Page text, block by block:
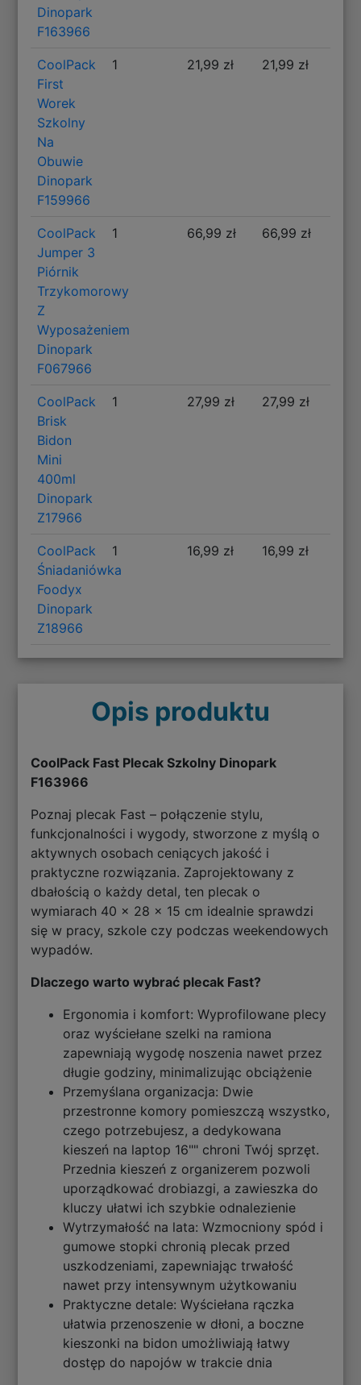
Dinopark
F163966
CoolPack
First
Worek
Szkolny
Na
Obuwie
Dinopark
F159966
1 21,99 zł 21,99 zł
CoolPack
Jumper 3
Piórnik
Trzykomorowy
Z
Wyposażeniem
Dinopark
F067966
1 66,99 zł 66,99 zł
CoolPack
Brisk
Bidon
Mini
400ml
Dinopark
Z17966
1 27,99 zł 27,99 zł
CoolPack
Śniadaniówka
Foodyx
Dinopark
Z18966
1 16,99 zł 16,99 zł
Opis produktu
CoolPack Fast Plecak Szkolny Dinopark
F163966
Poznaj plecak Fast – połączenie stylu,
funkcjonalności i wygody, stworzone z myślą o
aktywnych osobach ceniących jakość i
praktyczne rozwiązania. Zaprojektowany z
dbałością o każdy detal, ten plecak o
wymiarach 40 x 28 x 15 cm idealnie sprawdzi
się w pracy, szkole czy podczas weekendowych
wypadów.
Dlaczego warto wybrać plecak Fast?
Ergonomia i komfort: Wyprofilowane plecy
oraz wyściełane szelki na ramiona
zapewniają wygodę noszenia nawet przez
długie godziny, minimalizując obciążenie
Przemyślana organizacja: Dwie
przestronne komory pomieszczą wszystko,
czego potrzebujesz, a dedykowana
kieszeń na laptop 16"" chroni Twój sprzęt.
Przednia kieszeń z organizerem pozwoli
uporządkować drobiazgi, a zawieszka do
kluczy ułatwi ich szybkie odnalezienie
Wytrzymałość na lata: Wzmocniony spód i
gumowe stopki chronią plecak przed
uszkodzeniami, zapewniając trwałość
nawet przy intensywnym użytkowaniu
Praktyczne detale: Wyściełana rączka
ułatwia przenoszenie w dłoni, a boczne
kieszonki na bidon umożliwiają łatwy
dostęp do napojów w trakcie dnia